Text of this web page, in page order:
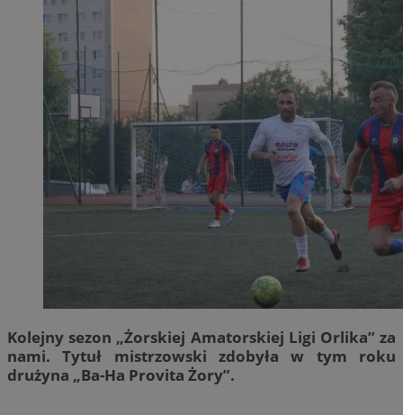
Kolejny sezon „Żorskiej Amatorskiej Ligi Orlika” za
nami. Tytuł mistrzowski zdobyła w tym roku
drużyna „Ba-Ha Provita Żory”.